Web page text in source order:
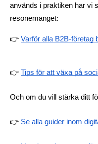
används i praktiken har vi
resonemanget:
👉 Varför alla B2B-företag
👉 Tips för att växa på
Och om du vill stärka ditt
👉 Se alla guider inom